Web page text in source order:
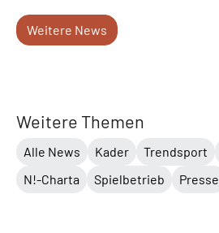
Weitere News
Weitere Themen
Alle News Kader Trendsport
N!-Charta
Spielbetrieb Presse